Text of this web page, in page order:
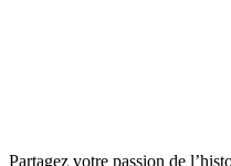
Partagez votre passion de